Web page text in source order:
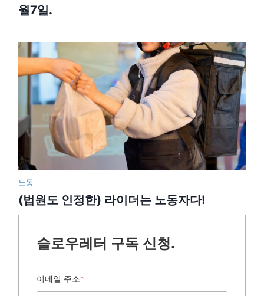
월7일.
노동
(법원도 인정한) 라이더는 노동자다!
슬로우레터 구독 신청.
이메일 주소*